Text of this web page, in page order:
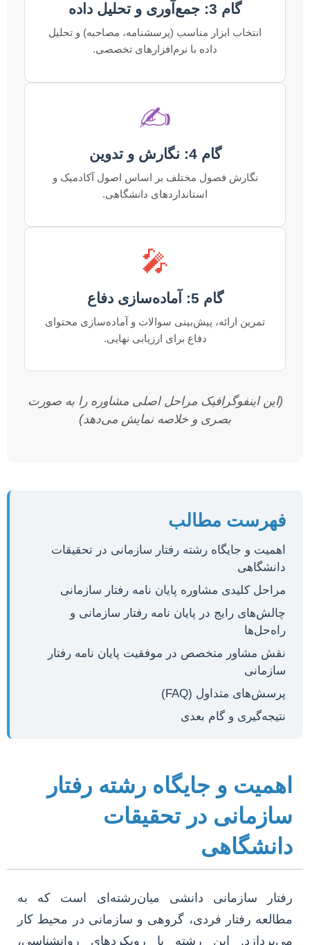
گام 3: جمع‌آوری و تحلیل داده
انتخاب ابزار مناسب (پرسشنامه، مصاحبه) و تحلیل
داده با نرم‌افزارهای تخصصی.
✍️
گام 4: نگارش و تدوین
نگارش فصول مختلف بر اساس اصول آکادمیک و
استانداردهای دانشگاهی.
🎤
گام 5: آماده‌سازی دفاع
تمرین ارائه، پیش‌بینی سوالات و آماده‌سازی محتوای
دفاع برای ارزیابی نهایی.
(این اینفوگرافیک مراحل اصلی مشاوره را به صورت
بصری و خلاصه نمایش می‌دهد)
فهرست مطالب
اهمیت و جایگاه رشته رفتار سازمانی در تحقیقات
دانشگاهی
مراحل کلیدی مشاوره پایان نامه رفتار سازمانی
چالش‌های رایج در پایان نامه رفتار سازمانی و
راه‌حل‌ها
نقش مشاور متخصص در موفقیت پایان نامه رفتار
سازمانی
پرسش‌های متداول (FAQ)
نتیجه‌گیری و گام بعدی
اهمیت و جایگاه رشته رفتار
سازمانی در تحقیقات
دانشگاهی
رفتار سازمانی دانشی میان‌رشته‌ای است که به
مطالعه رفتار فردی، گروهی و سازمانی در محیط کار
می‌پردازد. این رشته با رویکردهای روانشناسی،